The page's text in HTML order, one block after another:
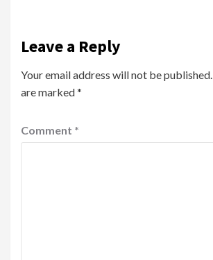
Leave a Reply
Your email address will not be published.
are marked*
Comment *